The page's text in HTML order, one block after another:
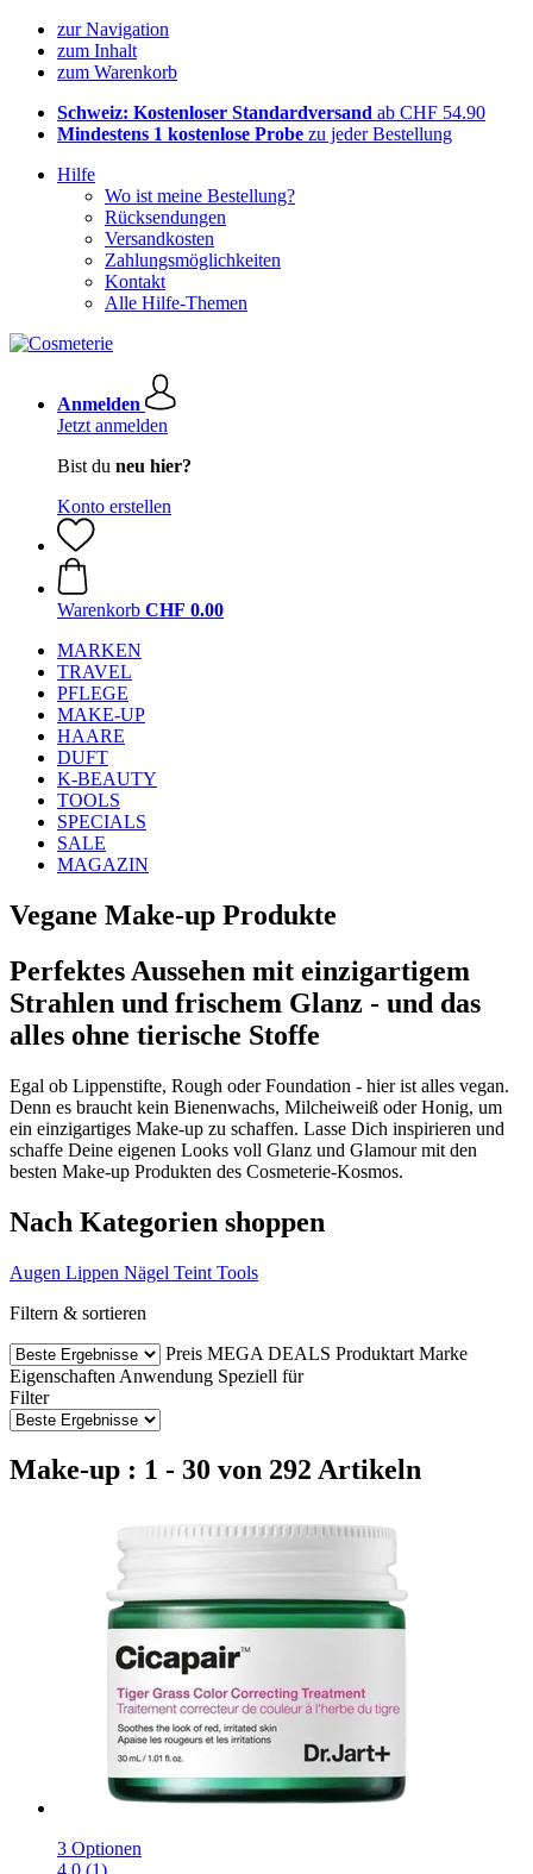
zur Navigation
zum Inhalt
zum Warenkorb
Schweiz: Kostenloser Standardversand ab CHF 54.90
Mindestens 1 kostenlose Probe zu jeder Bestellung
Hilfe
Wo ist meine Bestellung?
Rücksendungen
Versandkosten
Zahlungsmöglichkeiten
Kontakt
Alle Hilfe-Themen
Anmelden
Jetzt anmelden
Bist du neu hier?
Konto erstellen
Warenkorb CHF 0.00
MARKEN
TRAVEL
PFLEGE
MAKE-UP
HAARE
DUFT
K-BEAUTY
TOOLS
SPECIALS
SALE
MAGAZIN
Vegane Make-up Produkte
Perfektes Aussehen mit einzigartigem
Strahlen und frischem Glanz - und das
alles ohne tierische Stoffe
Egal ob Lippenstifte, Rough oder Foundation - hier ist alles vegan.
Denn es braucht kein Bienenwachs, Milcheiweiß oder Honig, um
ein einzigartiges Make-up zu schaffen. Lasse Dich inspirieren und
schaffe Deine eigenen Looks voll Glanz und Glamour mit den
besten Make-up Produkten des Cosmeterie-Kosmos.
Nach Kategorien shoppen
Augen Lippen Nägel Teint Tools
Filtern & sortieren
Preis MEGA DEALS Produktart Marke
Eigenschaften Anwendung Speziell für
Filter
Make-up : 1 - 30 von 292 Artikeln
3 Optionen